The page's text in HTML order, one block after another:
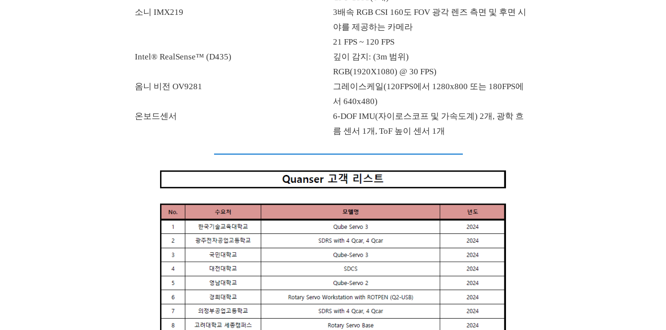
소니 IMX219
3배속 RGB CSI 160도 FOV 광각 렌즈 측면 및 후면 시
야를 제공하는 카메라
21 FPS ~ 120 FPS
Intel® RealSense™ (D435)
깊이 감지: (3m 범위)
RGB(1920X1080) @ 30 FPS)
옴니 비전 OV9281
그레이스케일(120FPS에서 1280x800 또는 180FPS에
서 640x480)
온보드센서
6-DOF IMU(자이로스코프 및 가속도계) 2개, 광학 흐
름 센서 1개, ToF 높이 센서 1개